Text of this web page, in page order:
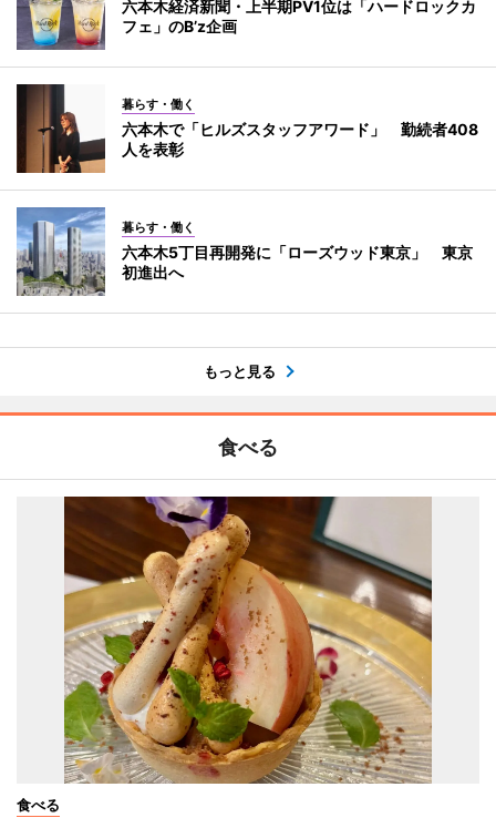
六本木経済新聞・上半期PV1位は「ハードロックカ
フェ」のB’z企画
暮らす・働く
六本木で「ヒルズスタッフアワード」 勤続者408
人を表彰
暮らす・働く
六本木5丁目再開発に「ローズウッド東京」 東京
初進出へ
もっと見る
食べる
食べる